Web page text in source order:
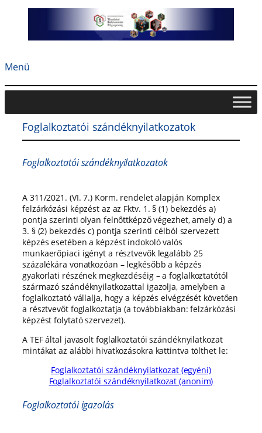
Menü
Foglalkoztatói szándéknyilatkozatok
Foglalkoztatói szándéknyilatkozatok
A 311/2021. (VI. 7.) Korm. rendelet alapján Komplex
felzárkózási képzést az az Fktv. 1. § (1) bekezdés a)
pontja szerinti olyan felnőttképző végezhet, amely d) a
3. § (2) bekezdés c) pontja szerinti célból szervezett
képzés esetében a képzést indokoló valós
munkaerőpiaci igényt a résztvevők legalább 25
százalékára vonatkozóan – legkésőbb a képzés
gyakorlati részének megkezdéséig – a foglalkoztatótól
származó szándéknyilatkozattal igazolja, amelyben a
foglalkoztató vállalja, hogy a képzés elvégzését követően
a résztvevőt foglalkoztatja (a továbbiakban: felzárkózási
képzést folytató szervezet).
A TEF által javasolt foglalkoztatói szándéknyilatkozat
mintákat az alábbi hivatkozásokra kattintva tölthet le:
Foglalkoztatói szándéknyilatkozat (egyéni)
Foglalkoztatói szándéknyilatkozat (anonim)
Foglalkoztatói igazolás